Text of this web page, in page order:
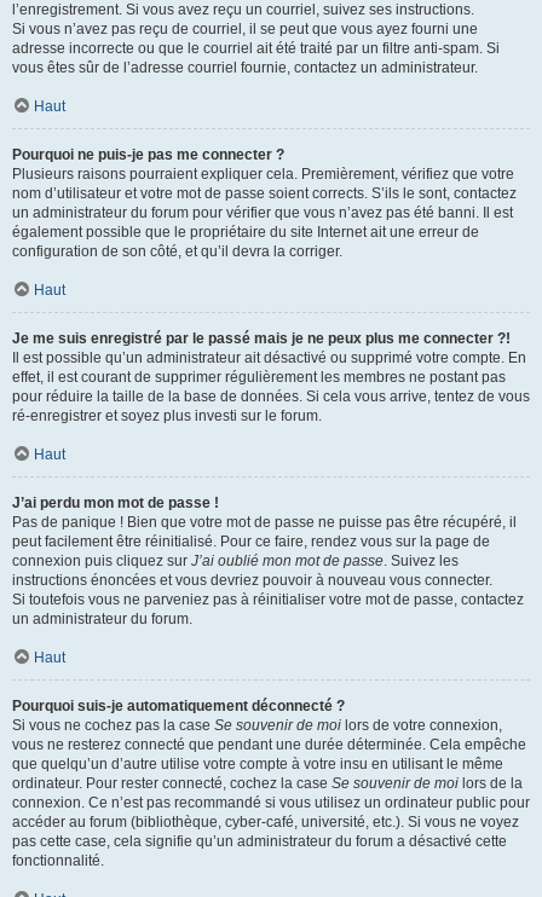
l’enregistrement. Si vous avez reçu un courriel, suivez ses instructions.
Si vous n’avez pas reçu de courriel, il se peut que vous ayez fourni une
adresse incorrecte ou que le courriel ait été traité par un filtre anti-spam. Si
vous êtes sûr de l’adresse courriel fournie, contactez un administrateur.
Haut
Pourquoi ne puis-je pas me connecter ?
Plusieurs raisons pourraient expliquer cela. Premièrement, vérifiez que votre
nom d’utilisateur et votre mot de passe soient corrects. S’ils le sont, contactez
un administrateur du forum pour vérifier que vous n’avez pas été banni. Il est
également possible que le propriétaire du site Internet ait une erreur de
configuration de son côté, et qu’il devra la corriger.
Haut
Je me suis enregistré par le passé mais je ne peux plus me connecter ?!
Il est possible qu’un administrateur ait désactivé ou supprimé votre compte. En
effet, il est courant de supprimer régulièrement les membres ne postant pas
pour réduire la taille de la base de données. Si cela vous arrive, tentez de vous
ré-enregistrer et soyez plus investi sur le forum.
Haut
J’ai perdu mon mot de passe !
Pas de panique ! Bien que votre mot de passe ne puisse pas être récupéré, il
peut facilement être réinitialisé. Pour ce faire, rendez vous sur la page de
connexion puis cliquez sur J’ai oublié mon mot de passe. Suivez les
instructions énoncées et vous devriez pouvoir à nouveau vous connecter.
Si toutefois vous ne parveniez pas à réinitialiser votre mot de passe, contactez
un administrateur du forum.
Haut
Pourquoi suis-je automatiquement déconnecté ?
Si vous ne cochez pas la case Se souvenir de moi lors de votre connexion,
vous ne resterez connecté que pendant une durée déterminée. Cela empêche
que quelqu’un d’autre utilise votre compte à votre insu en utilisant le même
ordinateur. Pour rester connecté, cochez la case Se souvenir de moi lors de la
connexion. Ce n’est pas recommandé si vous utilisez un ordinateur public pour
accéder au forum (bibliothèque, cyber-café, université, etc.). Si vous ne voyez
pas cette case, cela signifie qu’un administrateur du forum a désactivé cette
fonctionnalité.